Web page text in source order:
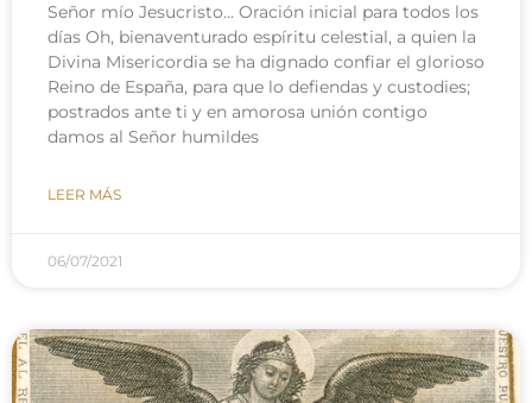
Señor mío Jesucristo… Oración inicial para todos los
días Oh, bienaventurado espíritu celestial, a quien la
Divina Misericordia se ha dignado confiar el glorioso
Reino de España, para que lo defiendas y custodies;
postrados ante ti y en amorosa unión contigo
damos al Señor humildes
LEER MÁS
06/07/2021